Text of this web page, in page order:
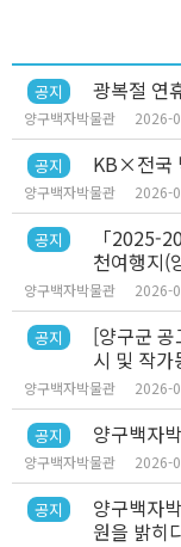
공지 광복절 연
양구백자박물관 2026-
공지 KB×전국
양구백자박물관 2026-
공지
「2025-
천여행지(
양구백자박물관 2026-
공지
[양구군
시 및 작가
양구백자박물관 2026-
공지 양구백자
양구백자박물관 2026-
공지
양구백자
원을 밝히